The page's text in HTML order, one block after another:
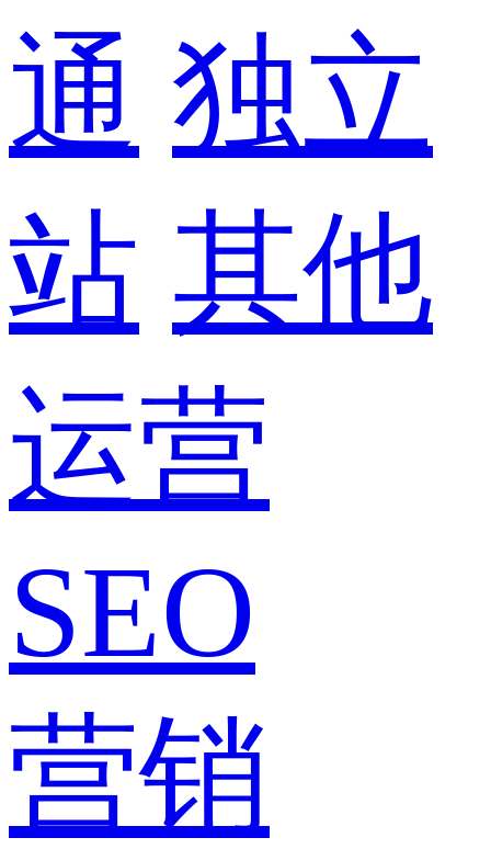
通 独立
站 其他
运营
SEO
营销